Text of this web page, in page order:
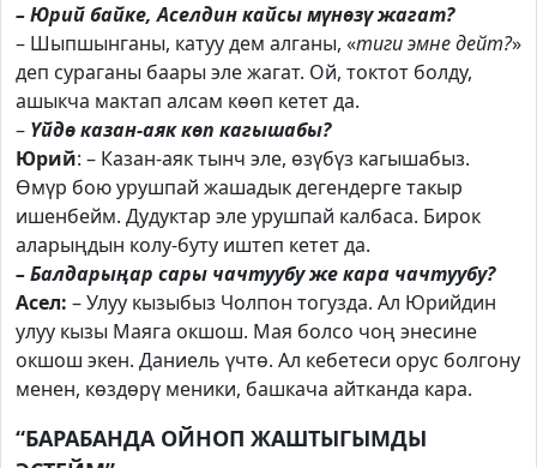
– Юрий байке, Аселдин кайсы мүнөзү жагат?
– Шыпшынганы, катуу дем алганы, «тиги эмне дейт?»
деп сураганы баары эле жагат. Ой, токтот болду,
ашыкча мактап алсам көөп кетет да.
– Үйдө казан-аяк көп кагышабы?
Юрий: – Казан-аяк тынч эле, өзүбүз кагышабыз.
Өмүр бою урушпай жашадык дегендерге такыр
ишенбейм. Дудуктар эле урушпай калбаса. Бирок
аларыңдын колу-буту иштеп кетет да.
– Балдарыңар сары чачтуубу же кара чачтуубу?
Асел: – Улуу кызыбыз Чолпон тогузда. Ал Юрийдин
улуу кызы Маяга окшош. Мая болсо чоң энесине
окшош экен. Даниель үчтө. Ал кебетеси орус болгону
менен, көздөрү меники, башкача айтканда кара.
“БАРАБАНДА ОЙНОП ЖАШТЫГЫМДЫ